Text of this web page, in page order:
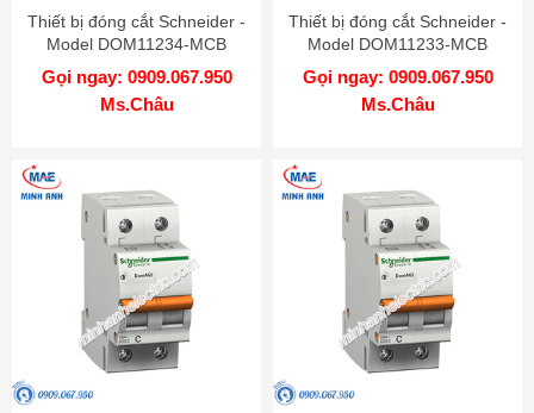
Thiết bị đóng cắt Schneider -
Model DOM11234-MCB
Gọi ngay: 0909.067.950
Ms.Châu
Thiết bị đóng cắt Schneider -
Model DOM11233-MCB
Gọi ngay: 0909.067.950
Ms.Châu